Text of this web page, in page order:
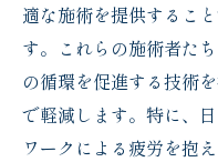
適な施術を提供するこ
す。これらの施術者た
の循環を促進する技術
で軽減します。特に、
ワークによる疲労を抱